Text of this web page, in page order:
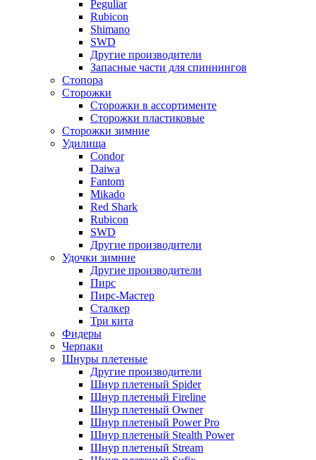
Peguliar
Rubicon
Shimano
SWD
Другие производители
Запасные части для спиннингов
Стопора
Сторожки
Сторожки в ассортименте
Сторожки пластиковые
Сторожки зимние
Удилища
Condor
Daiwa
Fantom
Mikado
Red Shark
Rubicon
SWD
Другие производители
Удочки зимние
Другие производители
Пирс
Пирс-Мастер
Сталкер
Три кита
Фидеры
Черпаки
Шнуры плетеные
Другие производители
Шнур плетеный Spider
Шнур плетеный Fireline
Шнур плетеный Owner
Шнур плетеный Power Pro
Шнур плетеный Stealth Power
Шнур плетеный Stream